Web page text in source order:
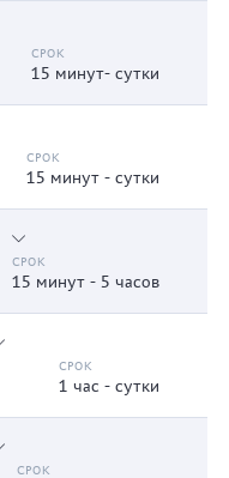
15 минут- сутки
15 минут - сутки
15 минут - 5 часов
1 час - сутки